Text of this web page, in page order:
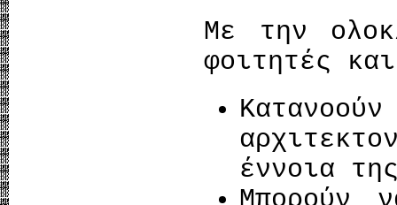
Με την
φοιτητές
έννοια